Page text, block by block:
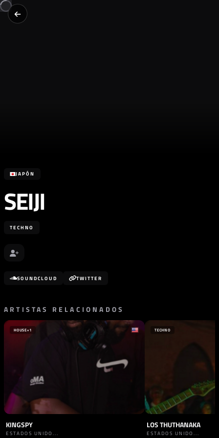
JAPÓN
SEIJI
TECHNO
SOUNDCLOUD TWITTER
ARTISTAS RELACIONADOS
HOUSE+1
KINGSPY
ESTADOS UNIDO...
TECHNO
LOS THUTHANAKA
ESTADOS UNIDO...